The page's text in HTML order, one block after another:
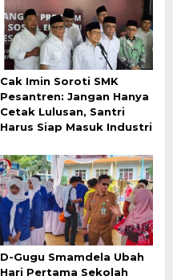
Cak Imin Soroti SMK
Pesantren: Jangan Hanya
Cetak Lulusan, Santri
Harus Siap Masuk Industri
D-Gugu Smamdela Ubah
Hari Pertama Sekolah